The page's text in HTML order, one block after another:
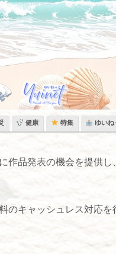
健康 特集 ゆいね
作品発表の機会を提供し
のキャッシュレス対応を